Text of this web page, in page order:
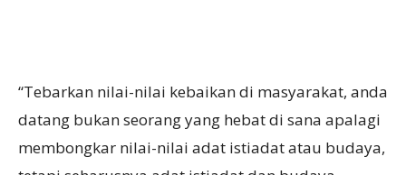
“Tebarkan nilai-nilai kebaikan di masyarakat, anda
datang bukan seorang yang hebat di sana apalagi
membongkar nilai-nilai adat istiadat atau budaya,